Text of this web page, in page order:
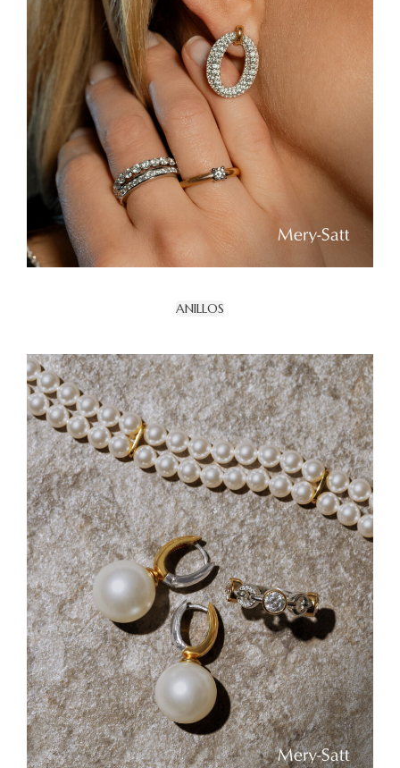
ANILLOS